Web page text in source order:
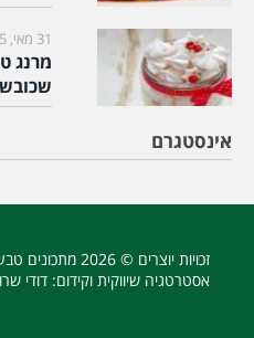
31 מאי, 2015
מרנג
אינסטגרם
זכויות יוצרים © 2026 מתכונים
אסטרטגיה שיווקית וקידום: דודי